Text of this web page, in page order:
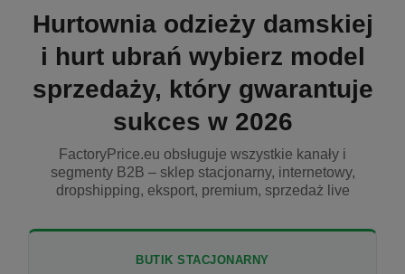
Hurtownia odzieży damskiej
i hurt ubrań wybierz model
sprzedaży, który gwarantuje
sukces w 2026
FactoryPrice.eu obsługuje wszystkie kanały i
segmenty B2B – sklep stacjonarny, internetowy,
dropshipping, eksport, premium, sprzedaż live
BUTIK STACJONARNY